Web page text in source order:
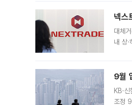
넥스
대체
내 상
9월
KB·
조정